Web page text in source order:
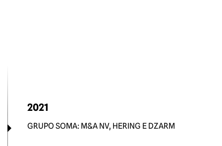
2021
GRUPO SOMA: M&A NV, HERING E DZARM